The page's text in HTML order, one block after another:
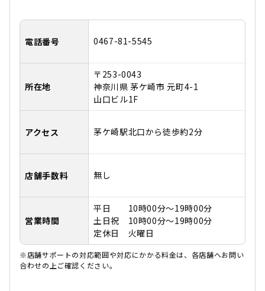
電話番号 0467-81-5545
所在地
〒253-0043
神奈川県 茅ケ崎市 元町4-1
山口ビル1F
アクセス 茅ケ崎駅北口から徒歩約2分
店舗手数料 無し
営業時間
平日 10時00分～19時00分
土日祝 10時00分～19時00分
定休日 火曜日
※店舗サポートの対応範囲や対応にかかる料金は、各店舗へお問い
合わせの上ご確認ください。